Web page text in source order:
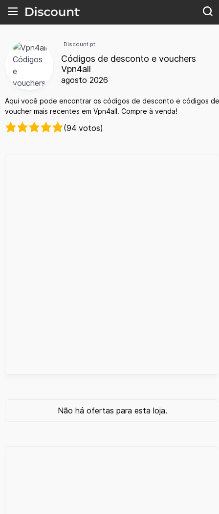
Discount.pt
Códigos de desconto e vouchers
Vpn4all
agosto 2026
Aqui você pode encontrar os códigos de desconto e códigos de
voucher mais recentes em Vpn4all. Compre à venda!
(94 votos)
Não há ofertas para esta loja.